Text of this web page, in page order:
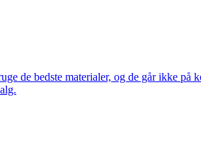
de bedste materialer, og de går ikke